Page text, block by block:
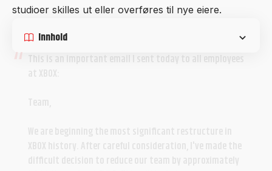
studioer skilles ut eller overføres til nye eiere.
Innhold
This is an important email I sent today to all employees